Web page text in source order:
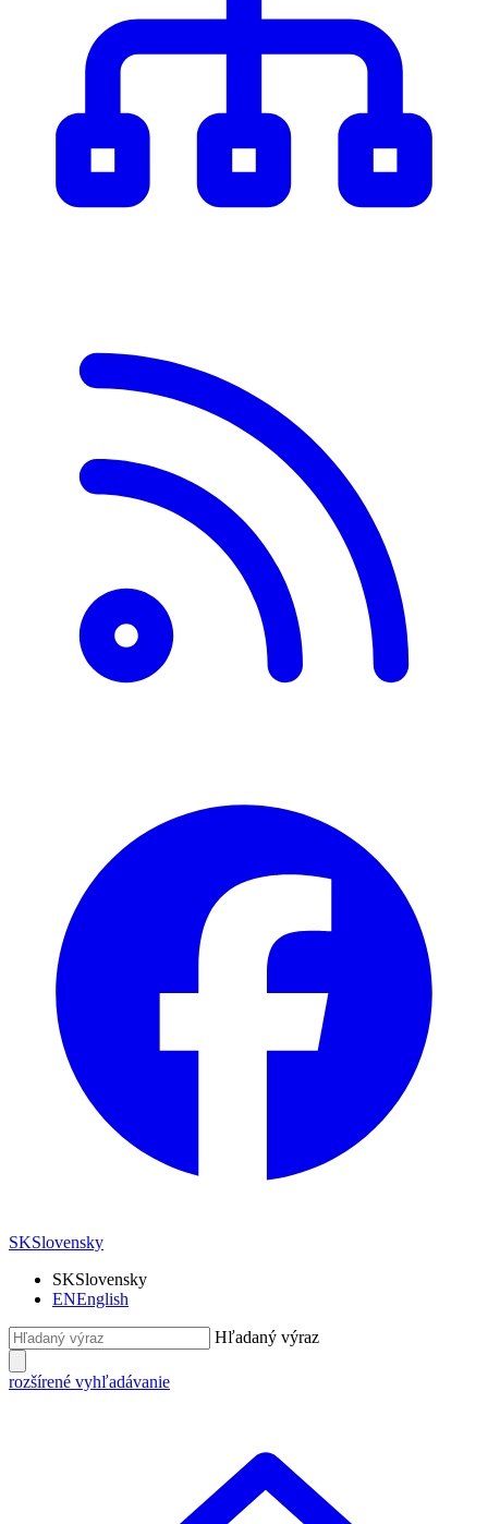
SKSlovensky
SKSlovensky
ENEnglish
Hľadaný výraz
rozšírené vyhľadávanie